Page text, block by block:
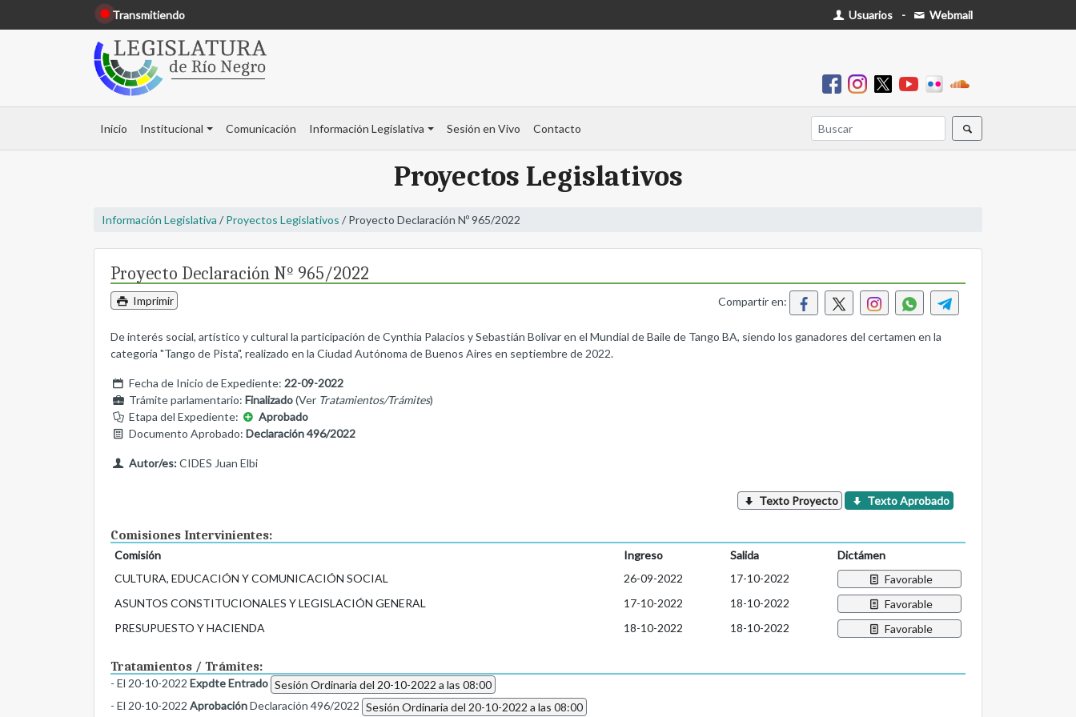
Transmitiendo Usuarios - Webmail
Inicio Institucional Comunicación Información Legislativa Sesión en Vivo Contacto
Proyectos Legislativos
Información Legislativa / Proyectos Legislativos / Proyecto Declaración Nº 965/2022
Proyecto Declaración Nº 965/2022
Imprimir Compartir en:
De interés social, artístico y cultural la participación de Cynthia Palacios y Sebastián Bolivar en el Mundial de Baile de Tango BA, siendo los ganadores del certamen en la
categoría "Tango de Pista", realizado en la Ciudad Autónoma de Buenos Aires en septiembre de 2022.
Fecha de Inicio de Expediente: 22-09-2022
Trámite parlamentario: Finalizado(Ver Tratamientos/Trámites)
Etapa del Expediente:
Aprobado
Documento Aprobado: Declaración 496/2022
Autor/es:CIDES Juan Elbi
Texto Proyecto Texto Aprobado
Comisiones Intervinientes:
Comisión Ingreso Salida
Dictámen
CULTURA, EDUCACIÓN Y COMUNICACIÓN SOCIAL
26-09-2022 17-10-2022
Favorable
ASUNTOS CONSTITUCIONALES Y LEGISLACIÓN GENERAL
17-10-2022 18-10-2022
Favorable
PRESUPUESTO Y HACIENDA
18-10-2022 18-10-2022 Favorable
Tratamientos / Trámites:
- El 20-10-2022 Expdte Entrado Sesión Ordinaria del 20-10-2022 a las 08:00
- El 20-10-2022 AprobaciónDeclaración 496/2022 Sesión Ordinaria del 20-10-2022 a las 08:00